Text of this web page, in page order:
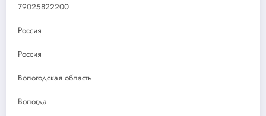
79025822200
Россия
Россия
Вологодская область
Вологда